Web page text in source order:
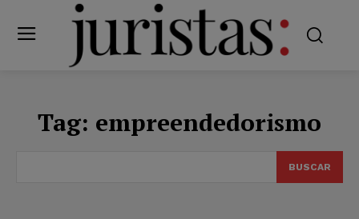
Tag: empreendedorismo
BUSCAR